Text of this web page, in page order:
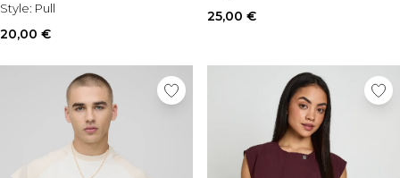
Style: Pull
20,00 €
Occasion:
25,00 €